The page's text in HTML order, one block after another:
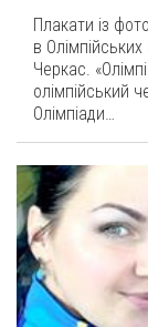
Плакати із
в
Черкас.
олімпійський
Олімпіади…